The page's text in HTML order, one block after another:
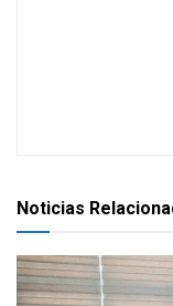
Noticias